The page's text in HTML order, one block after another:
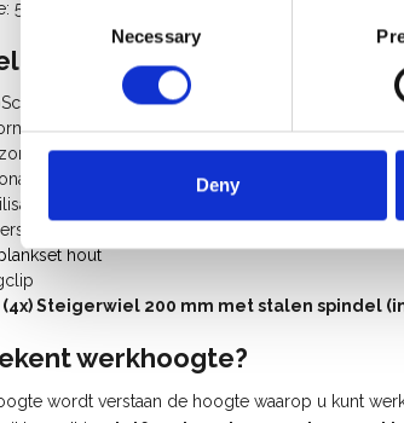
Consent
Necessary
Deny
5 jaar
6-sports vouwunit 75-6
met luik 190, hout
schoor 190
schoor 190
200
125 mm, rubber
hout
(4x) Steigerwiel 200 mm met stalen spindel
werkhoogte?
wordt verstaan de hoogte waarop u kunt